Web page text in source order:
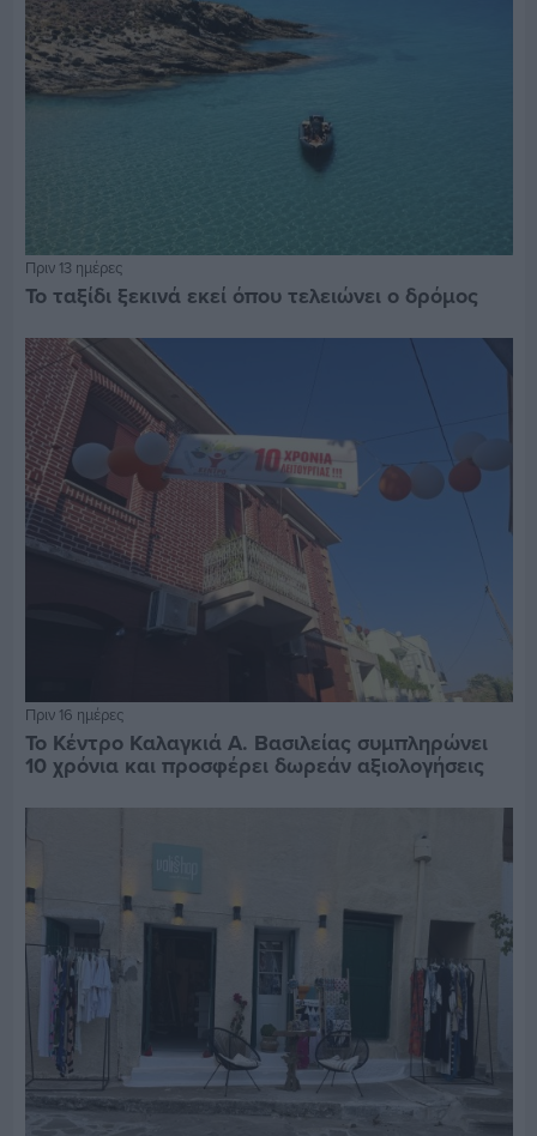
Πριν 13 ημέρες
Το ταξίδι ξεκινά εκεί όπου τελειώνει ο δρόμος
Πριν 16 ημέρες
Το Κέντρο Καλαγκιά Α. Βασιλείας συμπληρώνει
10 χρόνια και προσφέρει δωρεάν αξιολογήσεις